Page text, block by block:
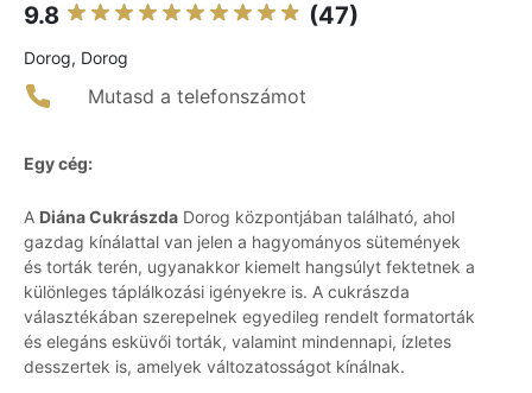
9.8 (47)
Dorog, Dorog
Mutasd a telefonszámot
Egy cég:
A Diána Cukrászda Dorog központjában található, ahol
gazdag kínálattal van jelen a hagyományos sütemények
és torták terén, ugyanakkor kiemelt hangsúlyt fektetnek a
különleges táplálkozási igényekre is. A cukrászda
választékában szerepelnek egyedileg rendelt formatorták
és elegáns esküvői torták, valamint mindennapi, ízletes
desszertek is, amelyek változatosságot kínálnak.